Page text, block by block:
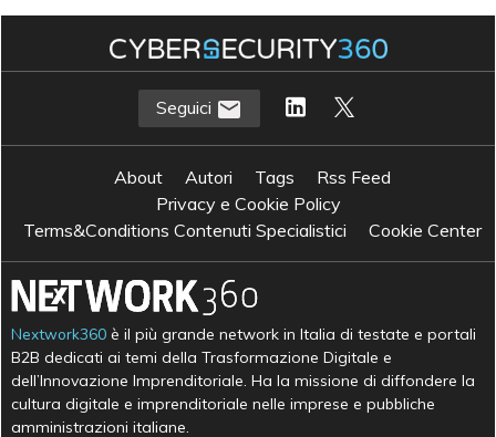
Seguici
About Autori Tags
Rss Feed
Privacy e Cookie Policy
Terms&Conditions Contenuti Specialistici
Cookie Center
Nextwork360 è il più grande network in Italia di testate e portali
B2B dedicati ai temi della Trasformazione Digitale e
dell’Innovazione Imprenditoriale. Ha la missione di diffondere la
cultura digitale e imprenditoriale nelle imprese e pubbliche
amministrazioni italiane.